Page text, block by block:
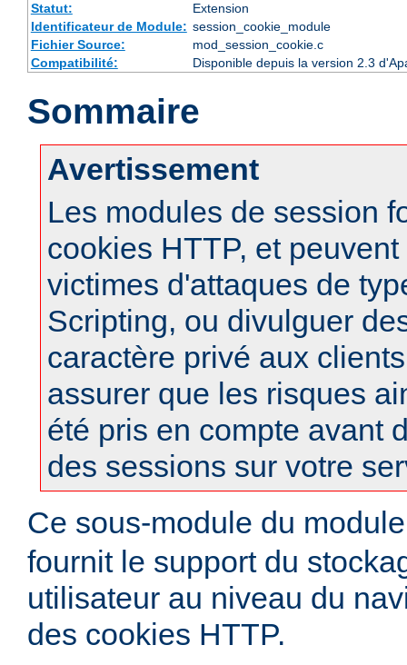
Statut:
Extension
Identificateur de Module: session_cookie_module
Fichier Source:
mod_session_cookie.c
Compatibilité:
Disponible depuis la version 2.3
Sommaire
Avertissement
Les modules de session
cookies HTTP, et
victimes d'attaques de
Scripting, ou divulguer
caractère privé aux
assurer que les risques
été pris en compte avant
des sessions sur votre
Ce sous-module du
fournit le support du
utilisateur au niveau du
des cookies HTTP.